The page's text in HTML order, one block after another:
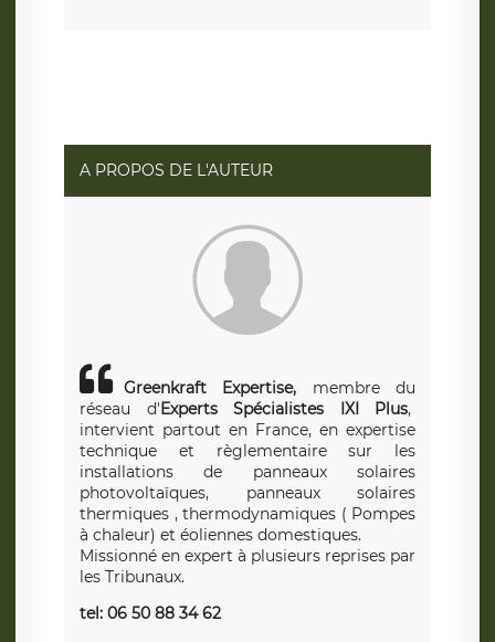
rue Léopold Sédar Senghor, joignable à l’adresse mail :
responsabledetraitement@legavox.fr. Vous avez
également le droit d’introduire une réclamation auprès
d’une autorité de contrôle.
A PROPOS DE L'AUTEUR
Greenkraft Expertise, membre du
réseau d'Experts Spécialistes IXI Plus,
intervient partout en France, en expertise
technique et règlementaire sur les
installations de panneaux solaires
photovoltaïques, panneaux solaires
thermiques , thermodynamiques ( Pompes
à chaleur) et éoliennes domestiques.
Missionné en expert à plusieurs reprises par
les Tribunaux.
tel: 06 50 88 34 62